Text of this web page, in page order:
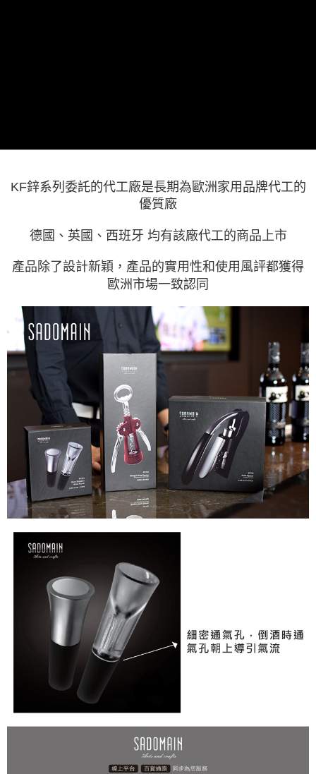
KF鋅系列委託的代工廠是長期為歐洲家用品牌代工的
優質廠
德國、英國、西班牙 均有該廠代工的商品上市
產品除了設計新穎，產品的實用性和使用風評都獲得
歐洲市場一致認同